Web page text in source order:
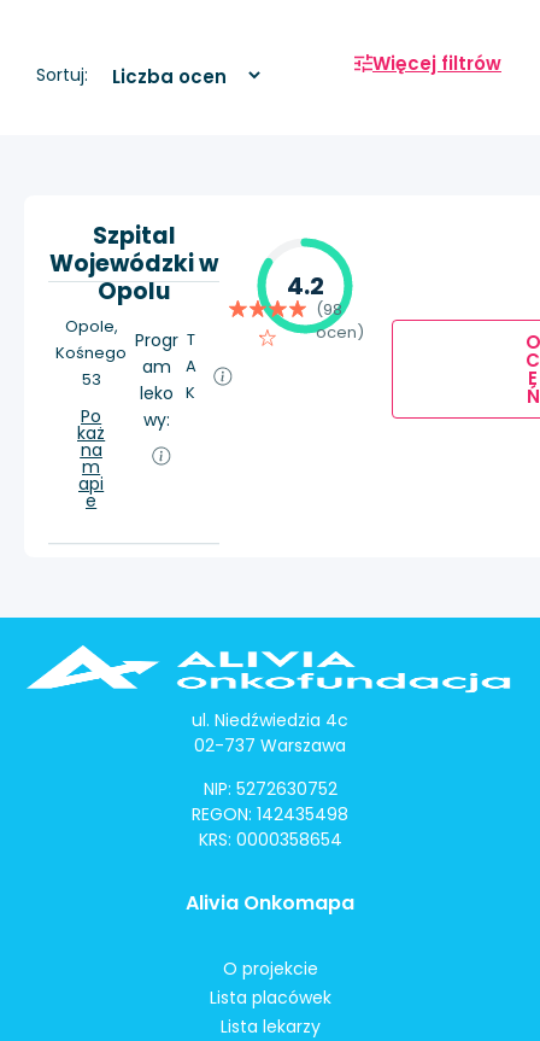
Sortuj: Więcej filtrów
Szpital
Wojewódzki w
Opolu
Opole,
Kośnego
53
Po
każ
na
m
api
e
Progr
am
leko
wy:
T
A
K
4.2
(98
ocen)
O
C
E
Ń
ul. Niedźwiedzia 4c
02-737 Warszawa
NIP: 5272630752
REGON: 142435498
KRS: 0000358654
Alivia Onkomapa
O projekcie
Lista placówek
Lista lekarzy